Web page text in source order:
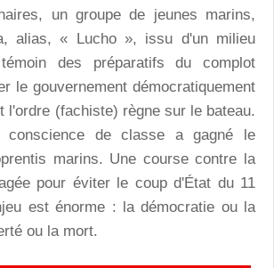
un groupe de jeunes marins,
alias, « Lucho », issu d'un milieu
des préparatifs du complot
le gouvernement démocratiquement
l'ordre (fachiste) règne sur le bateau.
de classe a gagné le
marins. Une course contre la
pour éviter le coup d'État du 11
est énorme : la démocratie ou la
ou la mort.